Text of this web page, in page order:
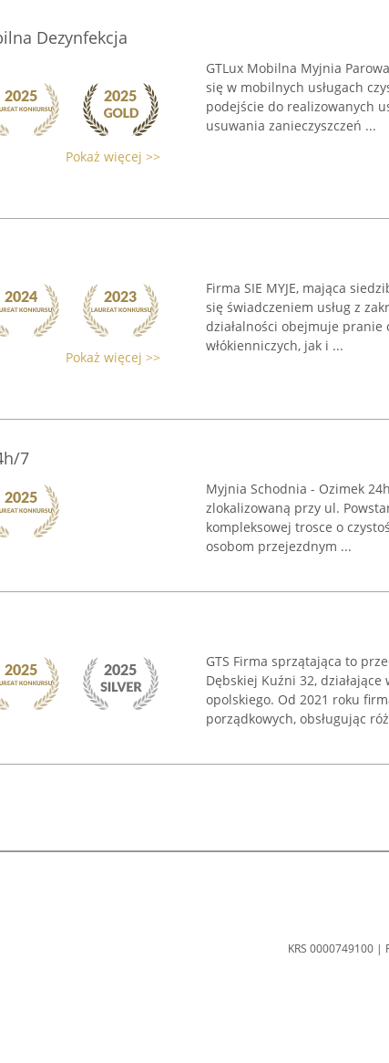
Dezynfekcja
Pokaż więcej >>
GTLux Mobilna Myjnia
się w mobilnych usługach
podejście do realizowanych
usuwania zanieczyszczeń ...
Pokaż więcej >>
Firma SIE MYJE, mająca
się świadczeniem usług z
działalności obejmuje pranie
włókienniczych, jak i ...
7
Myjnia Schodnia - Ozimek
zlokalizowaną przy ul.
kompleksowej trosce o
osobom przejezdnym ...
GTS Firma sprzątająca to
Dębskiej Kuźni 32,
opolskiego. Od 2021 roku
porządkowych, obsługując
KRS 0000749100 |